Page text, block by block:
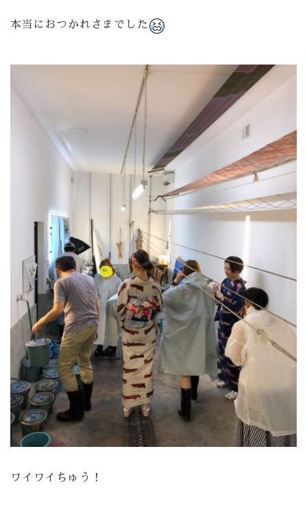
本当におつかれさまでした
ワイワイちゅう！